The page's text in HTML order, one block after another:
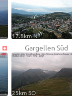
17.8km N
Gargellen Süd
25km SO